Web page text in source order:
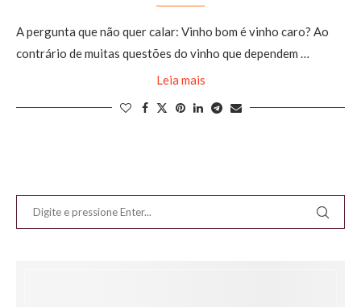
A pergunta que não quer calar: Vinho bom é vinho caro? Ao
contrário de muitas questões do vinho que dependem …
Leia mais